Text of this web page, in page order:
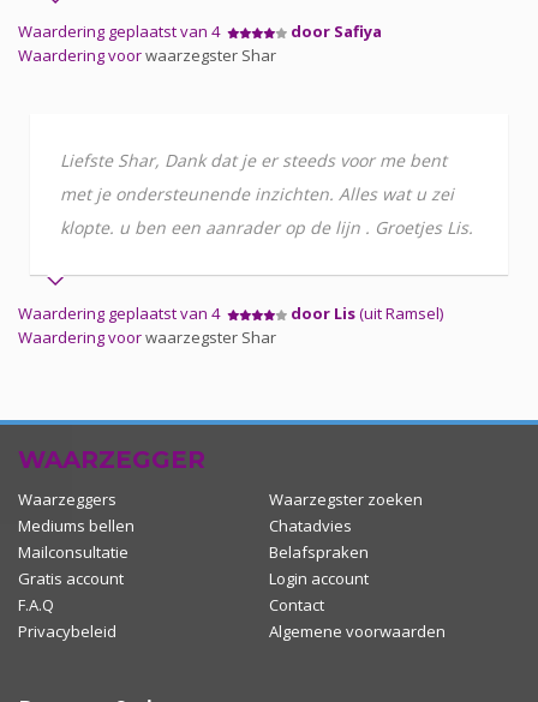
Waardering geplaatst van 4
door Safiya
Waardering voorwaarzegster Shar
Liefste Shar, Dank dat je er steeds voor me bent
met je ondersteunende inzichten. Alles wat u zei
klopte. u ben een aanrader op de lijn . Groetjes Lis.
Waardering geplaatst van 4 door Lis(uit Ramsel)
Waardering voorwaarzegster Shar
WAARZEGGER
Waarzeggers
Waarzegster zoeken
Mediums bellen
Chatadvies
Mailconsultatie
Belafspraken
Gratis account
Login account
F.A.Q
Contact
Privacybeleid
Algemene voorwaarden